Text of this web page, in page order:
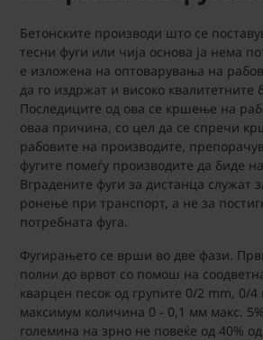
Бетонските производи што се
тесни фуги или чија основа ја нема
е изложена на оптоварувања на
да го издржат и високо квалитетните
Последиците од ова се кршење на
оваа причина, со цел да се спречи
рабовите на производите,
фугите помеѓу производите да биде
Вградените фуги за дистанца служат
ронење при транспорт, а не за
потребната фуга.
Фугирањето се врши во две фази.
полни до врвот со помош на
кварцен песок од групите 0/2 mm, 0/
максимум количина 0 - 0,1 мм макс.
големина на зрно не повеќе од 40%